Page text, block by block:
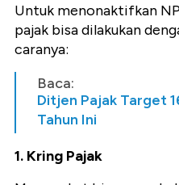
Untuk menonaktifkan
pajak bisa dilakukan
caranya:
Baca:
Ditjen Pajak Target
Tahun Ini
1. Kring Pajak